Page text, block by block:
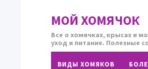
МОЙ ХОМЯЧОК
Все о хомячках, крысах и
уход и питание. Полезные
ВИДЫ ХОМЯКОВ